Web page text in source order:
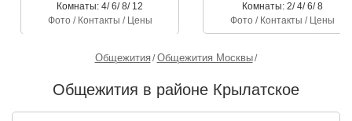
Комнаты: 4/ 6/ 8/ 12
Фото / Контакты / Цены
Комнаты: 2/ 4/ 6/ 8
Фото / Контакты / Цены
Общежития Общежития Москвы
Общежития в районе Крылатское